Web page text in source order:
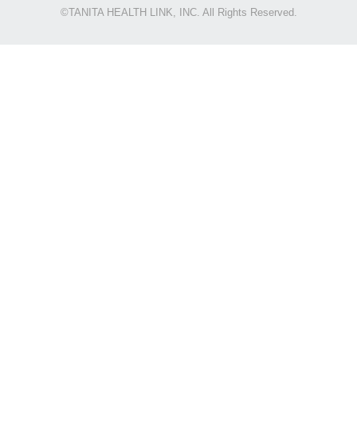
©TANITA HEALTH LINK, INC. All Rights Reserved.